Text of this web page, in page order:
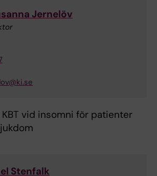
Jernelöv
vid insomni för patienter
Stenfalk